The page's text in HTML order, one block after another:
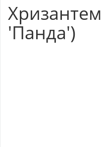
'Панда')